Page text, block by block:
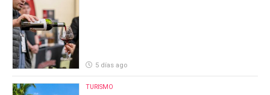
5 días ago
TURISMO